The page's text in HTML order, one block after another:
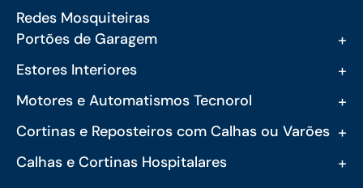
Redes Mosquiteiras
Portões de Garagem
+
Estores Interiores +
Motores e Automatismos Tecnorol +
Cortinas e Reposteiros com Calhas ou Varões +
Calhas e Cortinas Hospitalares +